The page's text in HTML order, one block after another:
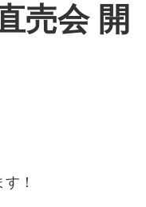
売会 開
！